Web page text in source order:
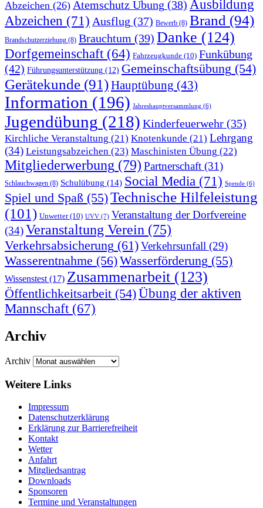
Abzeichen (26) Atemschutz Übung (38) Ausbildung
Abzeichen (71) Ausflug (37) Bewerb (8) Brand (94)
Brandschutzerziehung (8) Brauchtum (39) Danke (124)
Dorfgemeinschaft(64) Fahrzeugkunde (10) Funkübung
(42) Führungsunterstützung (12) Gemeinschaftsübung (54)
Gerätekunde (91)Hauptübung (43)
Information (196) Jahreshauptversammlung (6)
Jugendübung (218) Kinderfeuerwehr (35)
Kirchliche Veranstaltung (21) Knotenkunde (21) Lehrgang
(34) Leistungsabzeichen (23) Maschinisten Übung (22)
Mitgliederwerbung (79) Partnerschaft (31)
Schlauchwagen (8) Schulübung (14) Social Media (71) Spende (6)
Spiel und Spaß (55)Technische Hilfeleistung
(101) Unwetter(10) UVV (7) Veranstaltung der Dorfvereine
(34)Veranstaltung Verein (75)
Verkehrsabsicherung (61)Verkehrsunfall (29)
Wasserentnahme (56)Wasserförderung (55)
Wissenstest (17) Zusammenarbeit (123)
Öffentlichkeitsarbeit (54)Übung der aktiven
Mannschaft(67)
Archiv
Archiv
Weitere Links
Impressum
Datenschutzerklärung
Erklärung zur Barriere­frei­heit
Kontakt
Wetter
Anfahrt
Mitgliedsantrag
Downloads
Sponsoren
Termine und Veranstaltungen